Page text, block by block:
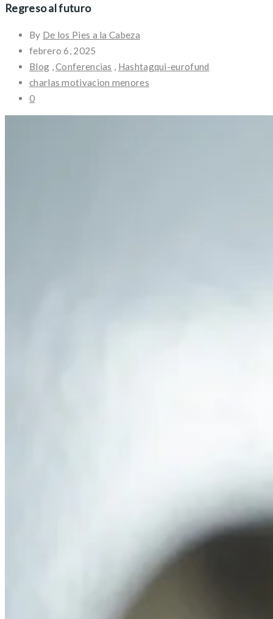
Regreso al futuro
By De los Pies a la Cabeza
febrero 6, 2025
Blog ,Conferencias
Hashtagqui-eurofund
charlas motivacion menores
0